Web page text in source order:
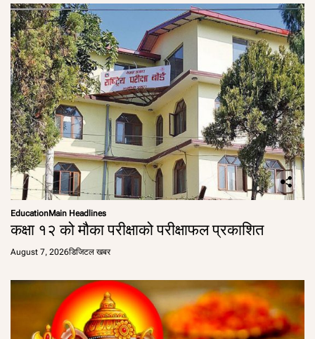
EducationMain Headlines
कक्षा १२ को मौका परीक्षाको परीक्षाफल प्रकाशित
August 7, 2026डिजिटल खबर